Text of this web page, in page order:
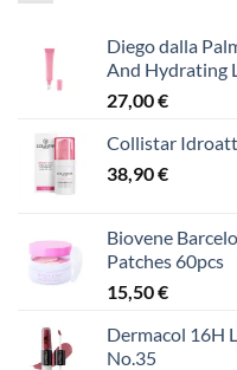
Diego dalla
And Hydrating
27,00€
Collistar
38,90€
Biovene
Patches 60pcs
15,50€
Dermacol 16H
No.35